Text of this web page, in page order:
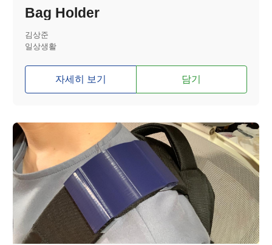
Bag Holder
김상준
일상생활
자세히 보기 담기